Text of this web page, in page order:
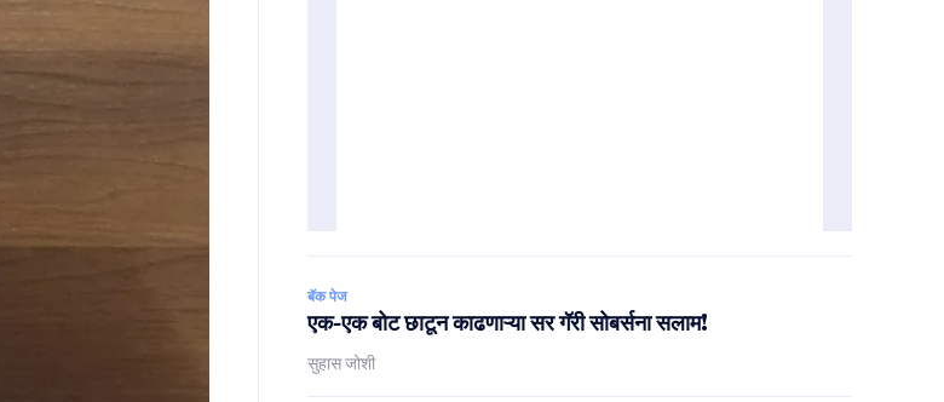
बॅक पेज
एक-एक बोट छाटून काढणाऱ्या सर गॅरी सोबर्सना सलाम!
सुहास जोशी